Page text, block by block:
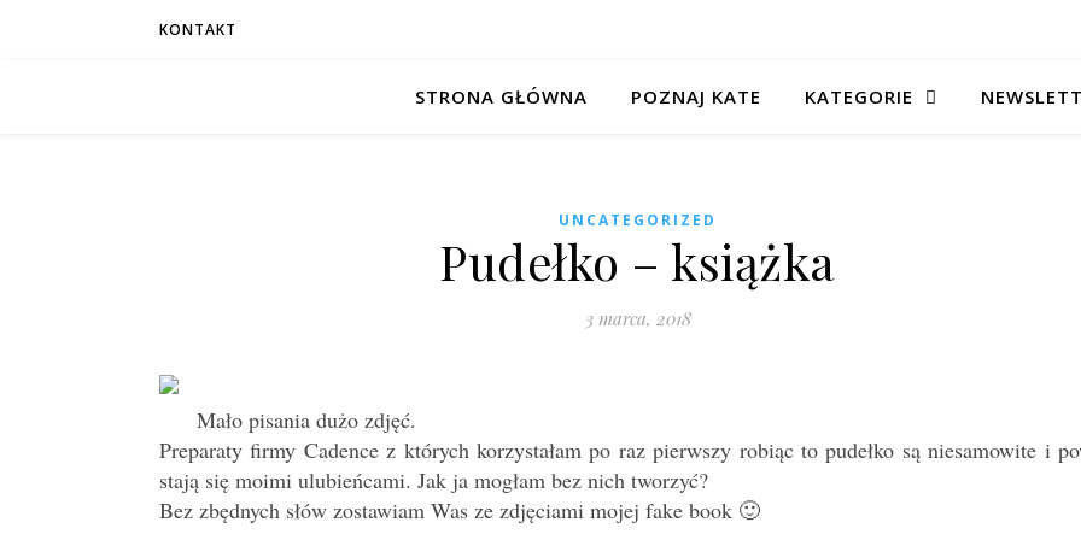
KONTAKT
STRONA GŁÓWNA POZNAJ KATE KATEGORIE
UNCATEGORIZED
Pudełko – książka
3 marca, 2018
Mało pisania dużo zdjęć.
Preparaty firmy Cadence z których korzystałam po raz pierwszy robiąc to pudełko są niesamowite i
stają się moimi ulubieńcami. Jak ja mogłam bez nich tworzyć?
Bez zbędnych słów zostawiam Was ze zdjęciami mojej fake book 🙂